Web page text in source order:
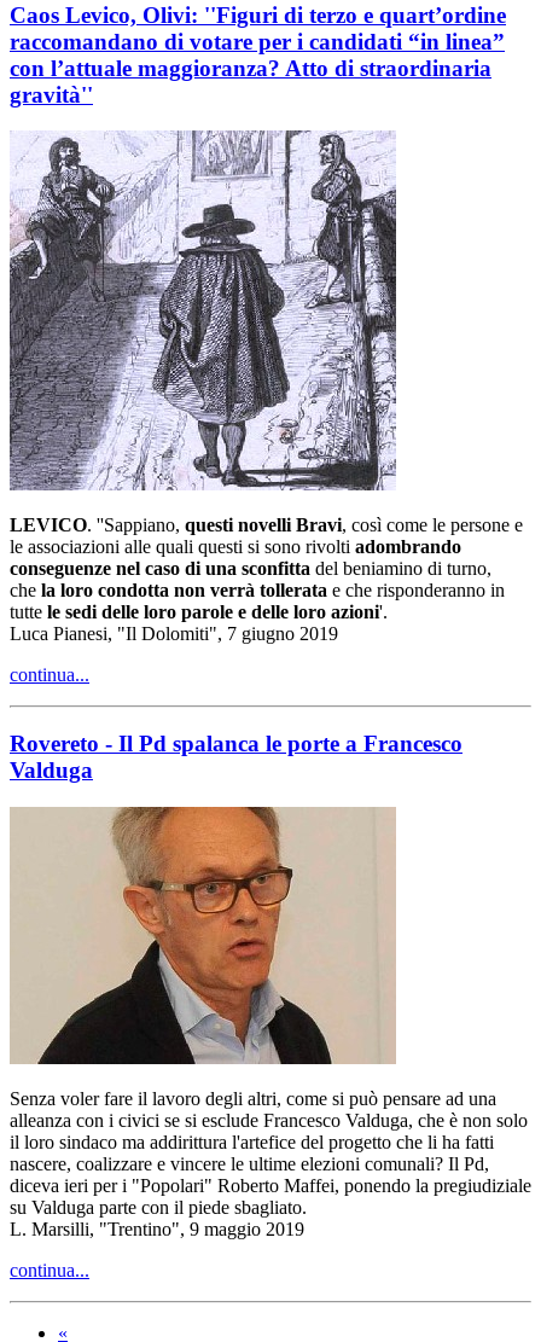
Caos Levico, Olivi: ''Figuri di terzo e quart’ordine
raccomandano di votare per i candidati “in linea”
con l’attuale maggioranza? Atto di straordinaria
gravità''
LEVICO. ''Sappiano, questi novelli Bravi, così come le persone e
le associazioni alle quali questi si sono rivolti adombrando
conseguenze nel caso di una sconfitta del beniamino di turno,
che la loro condotta non verrà tollerata e che risponderanno in
tutte le sedi delle loro parole e delle loro azioni'.
Luca Pianesi, "Il Dolomiti", 7 giugno 2019
continua...
Rovereto - Il Pd spalanca le porte a Francesco
Valduga
Senza voler fare il lavoro degli altri, come si può pensare ad una
alleanza con i civici se si esclude Francesco Valduga, che è non solo
il loro sindaco ma addirittura l'artefice del progetto che li ha fatti
nascere, coalizzare e vincere le ultime elezioni comunali? Il Pd,
diceva ieri per i "Popolari" Roberto Maffei, ponendo la pregiudiziale
su Valduga parte con il piede sbagliato.
L. Marsilli, "Trentino", 9 maggio 2019
continua...
«